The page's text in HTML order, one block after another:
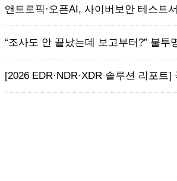
앤트로픽·오픈AI, 사이버보안 테스트
“조사도 안 끝났는데 보고부터?” 불투
[2026 EDR·NDR·XDR 솔루션 리포트]